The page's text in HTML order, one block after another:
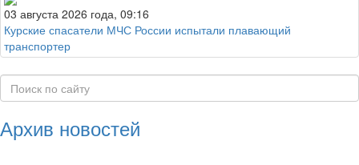
03 августа 2026 года, 09:16
Курские спасатели МЧС России испытали плавающий
транспортер
Архив новостей